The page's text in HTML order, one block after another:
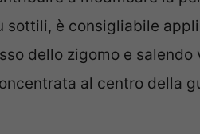
sottili, è consigliabile
dello zigomo e
al centro della